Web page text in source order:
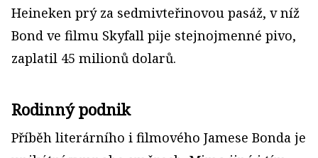
Heineken prý za sedmivteřinovou pasáž, v níž
Bond ve filmu Skyfall pije stejnojmenné pivo,
zaplatil 45 milionů dolarů.
Rodinný podnik
Příběh literárního i filmového Jamese Bonda je